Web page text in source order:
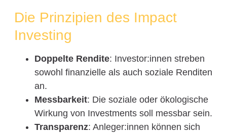
Die Prinzipien des Impact
Investing
Doppelte Rendite: Investor:innen streben
sowohl finanzielle als auch soziale Renditen
an.
Messbarkeit: Die soziale oder ökologische
Wirkung von Investments soll messbar sein.
Transparenz: Anleger:innen können sich